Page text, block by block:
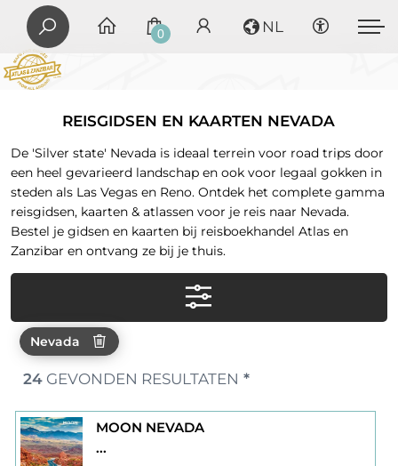
0 NL
REISGIDSEN EN KAARTEN NEVADA
De 'Silver state' Nevada is ideaal terrein voor road trips door
een heel gevarieerd landschap en ook voor legaal gokken in
steden als Las Vegas en Reno. Ontdek het complete gamma
reisgidsen, kaarten & atlassen voor je reis naar Nevada.
Bestel je gidsen en kaarten bij reisboekhandel Atlas en
Zanzibar en ontvang ze bij je thuis.
Nevada
24GEVONDEN RESULTATEN *
MOON NEVADA
...